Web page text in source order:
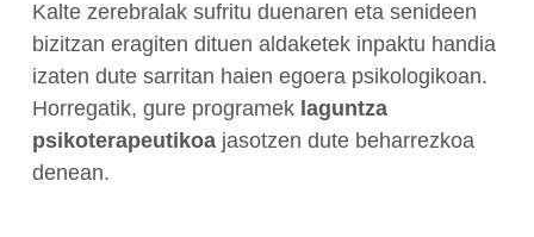
Kalte zerebralak sufritu duenaren eta senideen
bizitzan eragiten dituen aldaketek inpaktu handia
izaten dute sarritan haien egoera psikologikoan.
Horregatik, gure programek laguntza
psikoterapeutikoajasotzen dute beharrezkoa
denean.